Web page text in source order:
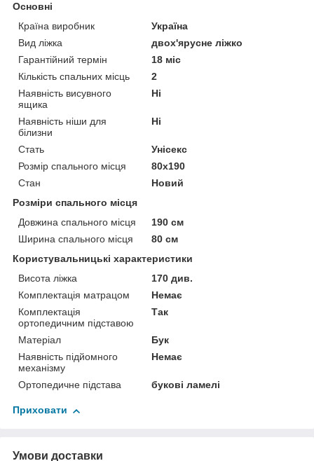
Основні
Країна виробник
Україна
Вид ліжка
двох'ярусне ліжко
Гарантійний термін
18 міс
Кількість спальних місць
2
Наявність висувного
ящика
Ні
Наявність ніши для
білизни
Ні
Стать
Унісекс
Розмір спального місця
80х190
Стан
Новий
Розміри спального місця
Довжина спального місця
190 см
Ширина спального місця
80 см
Користувальницькі характеристики
Висота ліжка
170 див.
Комплектація матрацом
Немає
Комплектація
ортопедичним підставою
Так
Матеріал
Бук
Наявність підйомного
механізму
Немає
Ортопедичне підстава букові ламелі
Приховати
Умови доставки